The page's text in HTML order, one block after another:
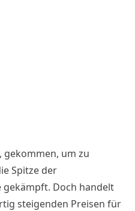
gekommen, um zu
Spitze der
Doch handelt
steigenden Preisen für